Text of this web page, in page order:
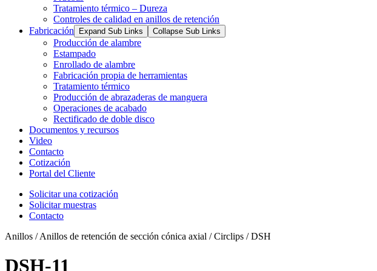
Tratamiento térmico – Dureza
Controles de calidad en anillos de retención
Fabricación
Expand Sub Links Collapse Sub Links
Producción de alambre
Estampado
Enrollado de alambre
Fabricación propia de herramientas
Tratamiento térmico
Producción de abrazaderas de manguera
Operaciones de acabado
Rectificado de doble disco
Documentos y recursos
Video
Contacto
Cotización
Portal del Cliente
Solicitar una cotización
Solicitar muestras
Contacto
Anillos / Anillos de retención de sección cónica axial / Circlips / DSH
DSH-11